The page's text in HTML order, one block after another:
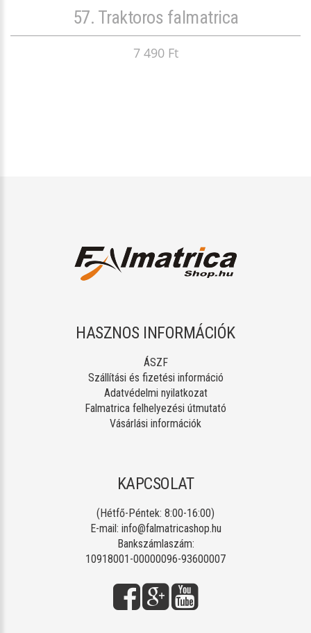
57. Traktoros falmatrica
7 490 Ft
HASZNOS INFORMÁCIÓK
ÁSZF
Szállítási és fizetési információ
Adatvédelmi nyilatkozat
Falmatrica felhelyezési útmutató
Vásárlási információk
KAPCSOLAT
(Hétfő-Péntek: 8:00-16:00)
E-mail: info@falmatricashop.hu
Bankszámlaszám:
10918001-00000096-93600007